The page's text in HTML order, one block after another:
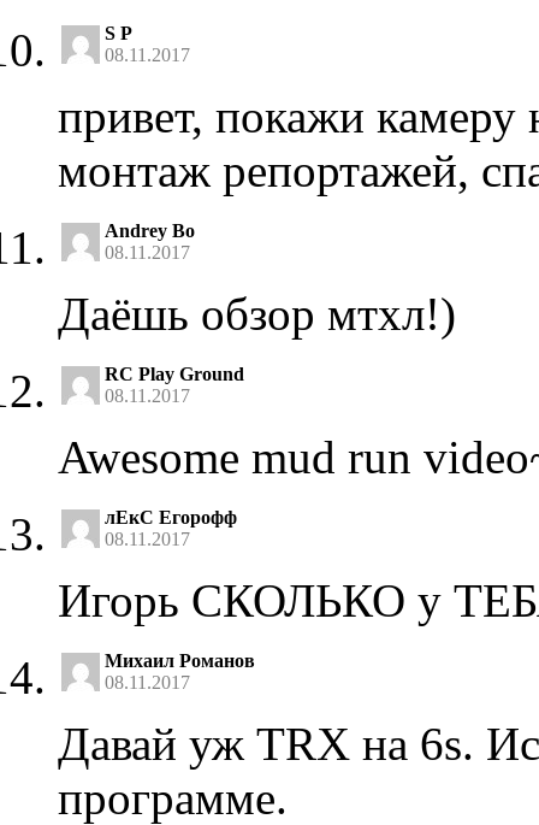
S P
08.11.2017
привет, покажи
монтаж репортажей,
Andrey Bo
08.11.2017
Даёшь обзор мтхл!)
RC Play Ground
08.11.2017
Awesome mud run
лЕкС Егорофф
08.11.2017
Игорь СКОЛЬКО у
Михаил Романов
08.11.2017
Давай уж TRX на 6s.
программе.